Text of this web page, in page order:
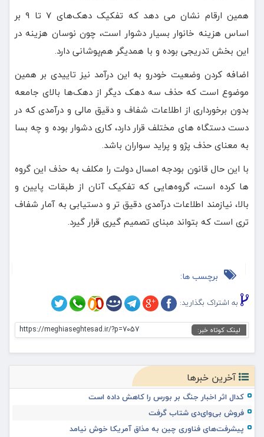
همین ارقام نشان می دهد که تفکیک دهک‌های ۷ تا ۹ بر
اساس هزینه خانوار بسیار دشوار است، چون نوسان هزینه در
این بخش تدریجی بوده و با همدیگر هم‌پوشانی دارد.
اضافه کردن وضعیت خودرو به این درآمد نیز تاییدی بر همین
موضوع است که حذف سه دهک دیگر از دهک‌ها بالای جامعه
بدون برخورداری از اطلاعات شفاف و دقیق مالی و درآمدی که در
دست دستگاه های مختلف قرار دارد، کاری دشوار بوده و چه بسا
به معنای حذف پژو و پراید سواران باشد.
با این حال قانون بودجه امسال دولت را مکلف به حذف این گروه
ها کرده است، گروه‌هایی که تفکیک آنان از طبقات پایین و
بالا، نیازمند اطلاعات درآمدی دقیق تر و دستیابی به آمار شفاف
تری است که بتواند مبنای تصمیم گیری قرار گیرد.
برچسب ها:
به اشتراک بگذارید:
لینک کوتاه خبر: https://meghiaseghtesad.ir/?p=7057
آخرین خبرها
کدال اثر اخبار جنگ بر بورس را کاهش داده است
فروش بی‌وای‌دی شتاب گرفت
پیشرفت‌های فناوری چین به مذاق آمریکا خوش نیامد